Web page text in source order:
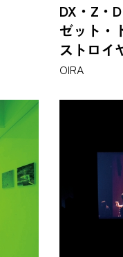
DX・Z・
ゼット・
ストロイ
OIRA